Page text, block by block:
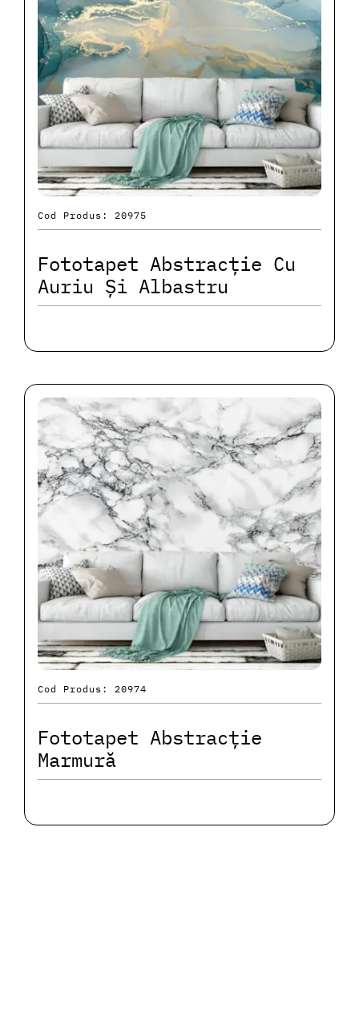
Cod Produs: 20975
Fototapet Abstracție Cu
Auriu Și Albastru
Cod Produs: 20974
Fototapet Abstracție
Marmură